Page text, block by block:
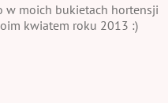
w moich bukietach hortensji
kwiatem roku 2013 :)